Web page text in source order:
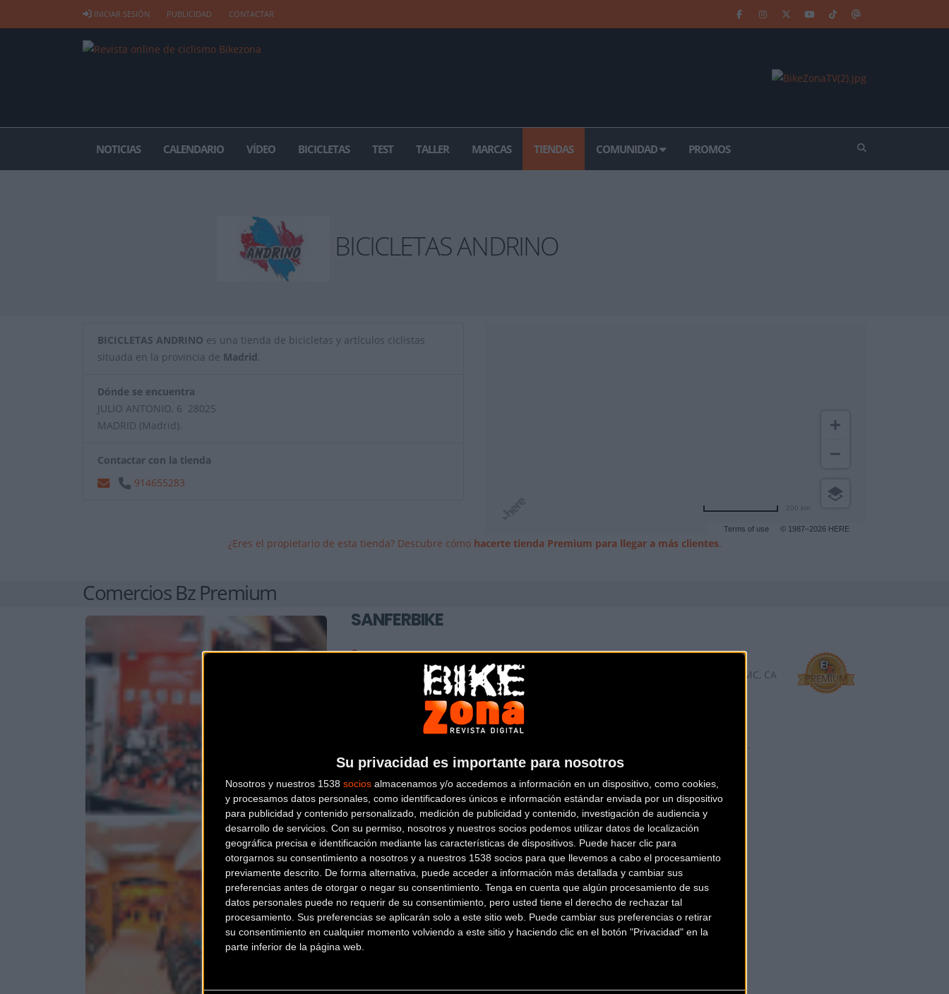
Su privacidad es importante para nosotros
Nosotros y nuestros 1538 socios almacenamos y/o accedemos a información en un dispositivo, como cookies,
y procesamos datos personales, como identificadores únicos e información estándar enviada por un dispositivo
para publicidad y contenido personalizado, medición de publicidad y contenido, investigación de audiencia y
desarrollo de servicios. Con su permiso, nosotros y nuestros socios podemos utilizar datos de localización
geográfica precisa e identificación mediante las características de dispositivos. Puede hacer clic para
otorgarnos su consentimiento a nosotros y a nuestros 1538 socios para que llevemos a cabo el procesamiento
previamente descrito. De forma alternativa, puede acceder a información más detallada y cambiar sus
preferencias antes de otorgar o negar su consentimiento. Tenga en cuenta que algún procesamiento de sus
datos personales puede no requerir de su consentimiento, pero usted tiene el derecho de rechazar tal
procesamiento. Sus preferencias se aplicarán solo a este sitio web. Puede cambiar sus preferencias o retirar
su consentimiento en cualquier momento volviendo a este sitio y haciendo clic en el botón "Privacidad" en la
parte inferior de la página web.
INICIAR SESIÓN PUBLICIDAD CONTACTAR
NOTICIAS CALENDARIO VÍDEO BICICLETAS TEST TALLER MARCAS TIENDAS COMUNIDAD PROMOS
BICICLETAS ANDRINO
BICICLETAS ANDRINO es una tienda de bicicletas y artículos ciclistas
situada en la provincia de Madrid.
Dónde se encuentra
JULIO ANTONIO, 6 28025
MADRID (Madrid).
Contactar con la tienda
914655283
Terms of use © 1987–2026 HERE
200 km
¿Eres el propietario de esta tienda? Descubre cómo hacerte tienda Premium para llegar a más clientes.
Comercios Bz Premium
SANFERBIKE
2. (M-30 Junto Al Puente De Vallecas)
(Madrid)
Marcas:
3T, ANGEL CYCLE WORKS, BASSO, BMC, CANNONDALE, GIANT, LIV, LOOK BIKES,
Sanferbike con 3 tiendas físicas en Madrid así como tienda online, es una de las
mayores cadenas de tiendas de ciclismo a nivel nacional. Sanferbike cuenta co ...